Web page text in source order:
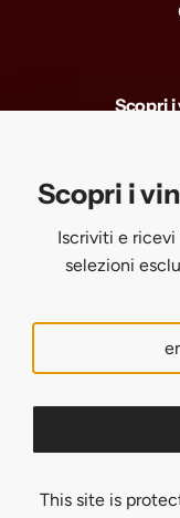
Scopri
United
Scopri i
Iscriviti e ricevi
selezioni
This site is